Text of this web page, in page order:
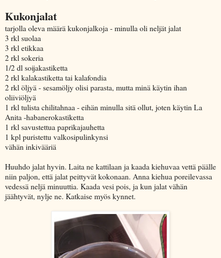
Kukonjalat
tarjolla oleva määrä kukonjalkoja - minulla oli neljät jalat
3 rkl suolaa
3 rkl etikkaa
2 rkl sokeria
1/2 dl soijakastiketta
2 rkl kalakastiketta tai kalafondia
2 rkl öljyä - sesamöljy olisi parasta, mutta minä käytin ihan
oliiviöljyä
1 rkl tulista chilitahnaa - eihän minulla sitä ollut, joten käytin La
Anita -habanerokastiketta
1 rkl savustettua paprikajauhetta
1 kpl puristettu valkosipulinkynsi
vähän inkivääriä
Huuhdo jalat hyvin. Laita ne kattilaan ja kaada kiehuvaa vettä päälle
niin paljon, että jalat peittyvät kokonaan. Anna kiehua poreilevassa
vedessä neljä minuuttia. Kaada vesi pois, ja kun jalat vähän
jäähtyvät, nylje ne. Katkaise myös kynnet.